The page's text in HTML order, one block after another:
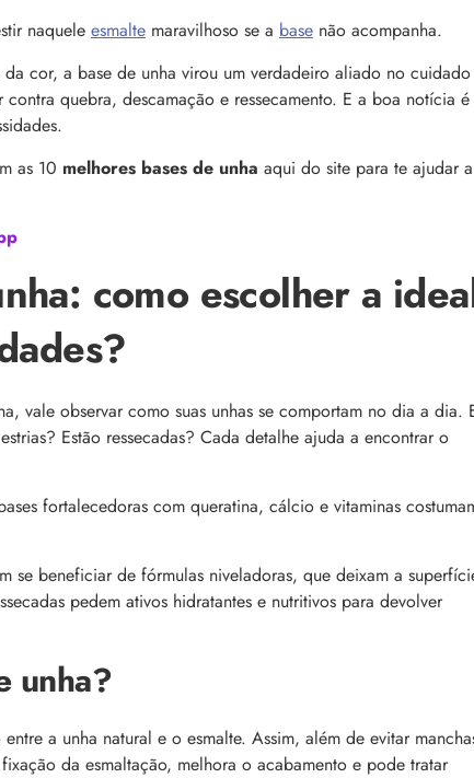
naquele esmalte maravilhoso se a base não acompanha.
cor, a base de unha virou um verdadeiro aliado no
quebra, descamação e ressecamento. E a boa notícia
as 10 melhores bases de unha aqui do site para te ajudar a
como escolher a
vale observar como suas unhas se comportam no dia a dia.
Estão ressecadas? Cada detalhe ajuda a encontrar o
fortalecedoras com queratina, cálcio e vitaminas
se beneficiar de fórmulas niveladoras, que deixam a
pedem ativos hidratantes e nutritivos para devolver
unha?
a unha natural e o esmalte. Assim, além de evitar
da esmaltação, melhora o acabamento e pode tratar
4 dicas e produtos
no dia a dia. Veja quais
do barbeiro
Queda de cabelo masculina: causas,
e mais
A queda de cabelo masculina é um
comum, e a boa notícia é que é
minimizá-lo. Descubra como, aqui!
e lendária”: Rosalía e Calvin
o lançamento dos novos
entre Rosalía e Calvin Klein
de três novas fragrâncias da
top 32 descontos em skincare,
maquiagem e cabelos, e renove seu
as melhores ofertas